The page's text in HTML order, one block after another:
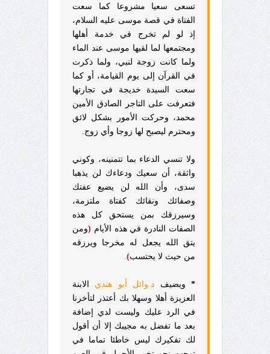
تسعى سعيا مشروعا كما سعت
الفتاة في قصة موسى عليه السلام،
إذ لو لم تخرج في خدمة أهلها
ومجتمعها لما لقيها موسى عند الماء
ولما كانت زوجة لنبي، ولما ذكرت
في القرآن إلى يوم القيامة، أو كما
سعت السيدة خديجة في تجارتها
فتعرفت على التاجر الصادق الأمين
محمد، وحركت الأمور بشكل لائق
ومحترم ليصبح لها زوجا وأي زوج.
ولا تنسي الدعاء بما تتمنينه، وكوني
واثقة، أن سعيك ودعاءك لن يذهبا
سدى، وأن الله لن يضيع عفتك
وصفائك ونقائك كفتاة ملتزمة،
وسيرزقك بمن يستحق كل هذه
الصفات النادرة في هذه الأيام (ومن
يتق الله يجعل له مخرجا ويرزقه
من حيث لا يحتسب)
* ويضيف د.وائل أبو هندي الابنة
العزيزة أهلا وسهلا بك أعتذر لتأخرنا
في الرد عليك وليست لدي إضافة
بعد ما تفضل به مجيبك إلا أن أقول
لك تفكيرك ليس خاطئا تماما في